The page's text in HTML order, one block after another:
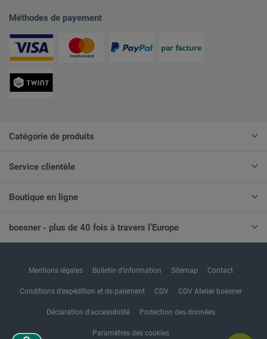
Méthodes de payement
Catégorie de produits
Service clientèle
Boutique en ligne
boesner - plus de 40 fois à travers l’Europe
Mentions légales Bulletin d'information Sitemap Contact
Conditions d'expédition et de paiement CGV CGV Atelier boesner
Déclaration d'accessibilité Protection des données
Paramètres des cookies